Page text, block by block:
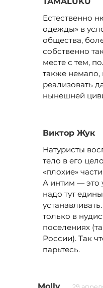
Естественно
одежды» в
общества,
собственно
месте с тем,
также немало,
реализовать
нынешней
Виктор Жук
Натуристы
тело в его
«плохие»
А интим — это
надо тут
только в
поселениях
России). Так
парьтесь.